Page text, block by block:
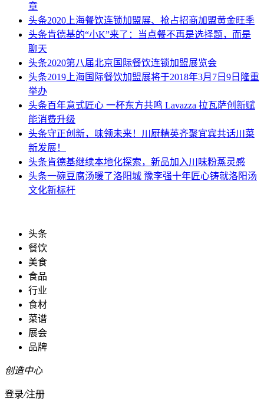
章
头条2020上海餐饮连锁加盟展、抢占招商加盟黄金旺季
头条肯德基的“小K”来了：当点餐不再是选择题，而是
聊天
头条2020第八届北京国际餐饮连锁加盟展览会
头条2019上海国际餐饮加盟展将于2018年3月7日9日隆重
举办
头条百年意式匠心 一杯东方共鸣 Lavazza 拉瓦萨创新赋
能消费升级
头条守正创新，味领未来！川厨精英齐聚宜宾共话川菜
新发展！
头条肯德基继续本地化探索，新品加入川味粉蒸灵感
头条一碗豆腐汤暖了洛阳城 豫李强十年匠心铸就洛阳汤
文化新标杆
头条
餐饮
美食
食品
行业
食材
菜谱
展会
品牌
创造中心
登录/注册